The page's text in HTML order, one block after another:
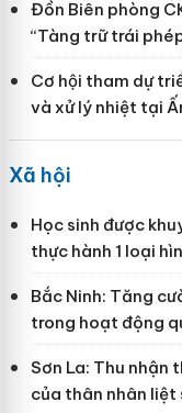
Đồn Biên phòng
“Tàng trữ trái
Cơ hội tham dự
và xử lý nhiệt tại
Xã hội
Học sinh được
thực hành 1 loại
Bắc Ninh: Tăng
trong hoạt động
Sơn La: Thu nhận
của thân nhân liệt